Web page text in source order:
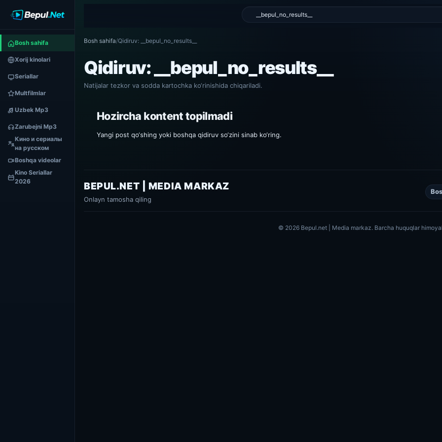
Bosh sahifa
Xorij kinolari
Seriallar
Multfilmlar
Uzbek Mp3
Zarubejni Mp3
Кино и сериалы
на русском
Boshqa videolar
Kino Seriallar
2026
Bosh sahifa/Qidiruv: __bepul_no_results__
Qidiruv: __bepul_no_results__
Natijalar tezkor va sodda kartochka ko‘rinishida chiqariladi.
Hozircha kontent topilmadi
Yangi post qo‘shing yoki boshqa qidiruv so‘zini sinab ko‘ring.
BEPUL.NET | MEDIA MARKAZ
Onlayn tamosha qiling
© 2026 Bepul.net | Media markaz. Barcha huquqlar